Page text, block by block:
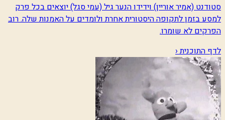
סטודנט (אמיר אוריין) וידידו הנער גיל (עמי סגל) יוצאים בכל פרק
למסע בזמן לתקופה היסטורית אחרת ולומדים על האמנות שלה. רוב
הפרקים לא שומרו.
לדף התוכנית ‹